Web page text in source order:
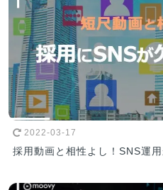
2022-03-17
採用動画と相性よし！SNS運